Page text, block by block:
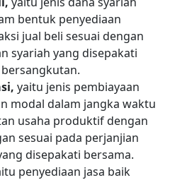
bentuk penyediaan
jual beli sesuai dengan
syariah yang disepakati
yaitu jenis pembiayaan
modal dalam jangka waktu
usaha produktif dengan
sesuai pada perjanjian
disepakati bersama.
penyediaan jasa baik